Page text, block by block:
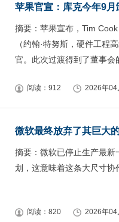
摘要：苹果宣布，Tim
（约翰·特努斯，硬件工程
官。此次过渡得到了董事会
阅读：912 2026年04
微软最终放弃了其巨大
摘要：微软已停止生产最
划，这意味着这条大尺寸协
阅读：820 2026年04